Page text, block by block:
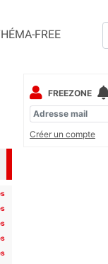
FREE
FREEZONE
Créer un compte